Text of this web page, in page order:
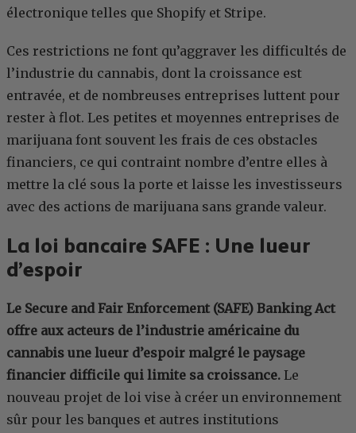
électronique telles que Shopify et Stripe.
Ces restrictions ne font qu’aggraver les difficultés de
l’industrie du cannabis, dont la croissance est
entravée, et de nombreuses entreprises luttent pour
rester à flot. Les petites et moyennes entreprises de
marijuana font souvent les frais de ces obstacles
financiers, ce qui contraint nombre d’entre elles à
mettre la clé sous la porte et laisse les investisseurs
avec des actions de marijuana sans grande valeur.
La loi bancaire SAFE : Une lueur
d’espoir
Le Secure and Fair Enforcement (SAFE) Banking Act
offre aux acteurs de l’industrie américaine du
cannabis une lueur d’espoir malgré le paysage
financier difficile qui limite sa croissance. Le
nouveau projet de loi vise à créer un environnement
sûr pour les banques et autres institutions